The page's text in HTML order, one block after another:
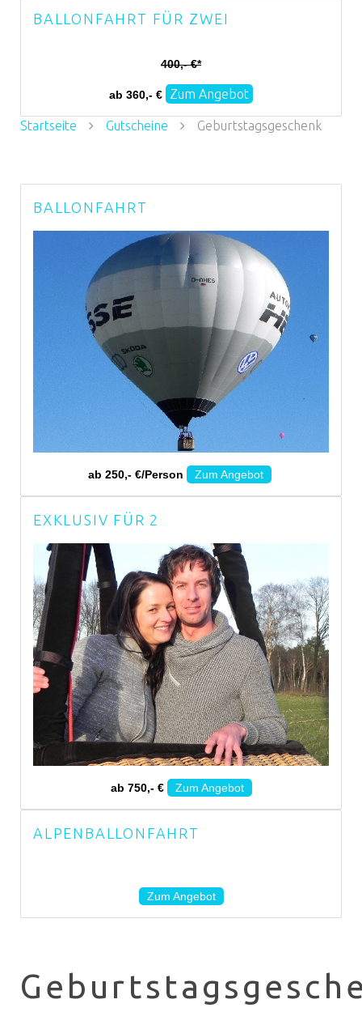
BALLONFAHRT FÜR ZWEI
400,- €*
ab 360,- € Zum Angebot
Startseite Gutscheine Geburtstagsgeschenk
BALLONFAHRT
ab 250,- €/Person Zum Angebot
EXKLUSIV FÜR 2
ab 750,- € Zum Angebot
ALPENBALLONFAHRT
Zum Angebot